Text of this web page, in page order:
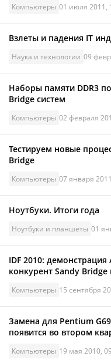
Компьютеры 01 июля 2011,
Взлеты и падения IT
Наука и технологии 09
Наборы памяти DDR3
Bridge систем
Компьютеры 02 февраля
Тестируем новые
Bridge
Компьютеры 07 января
Ноутбуки. Итоги года
Ноутбуки и планшеты 01
IDF 2010: демонстрация
конкурент Sandy
Компьютеры 15 сентября
Замена для Pentium
появится во втором
Компьютеры 19 мая 2010,